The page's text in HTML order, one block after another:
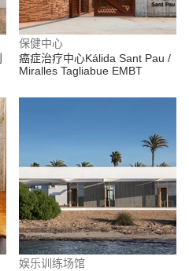
保健中心
癌症治疗中心Kálida Sant Pau /
Miralles Tagliabue EMBT
娱乐训练场馆